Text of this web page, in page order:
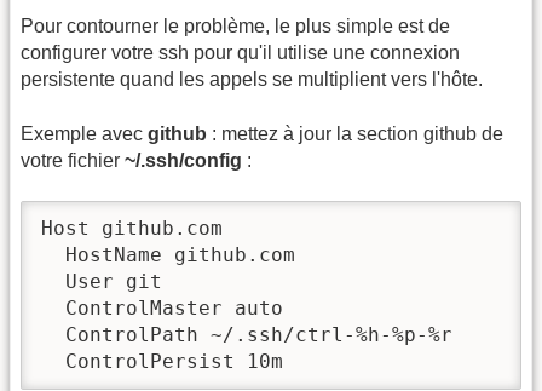
Pour contourner le problème, le plus simple est de
configurer votre ssh pour qu'il utilise une connexion
persistente quand les appels se multiplient vers l'hôte.
Exemple avec github : mettez à jour la section github de
votre fichier ~/.ssh/config :
Host github.com
  HostName github.com
  User git
  ControlMaster auto
  ControlPath ~/.ssh/ctrl-%h-%p-%r
  ControlPersist 10m